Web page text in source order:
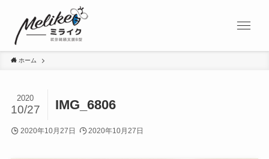
ホーム
IMG_6806
2020
10/27
2020年10月27日 2020年10月27日